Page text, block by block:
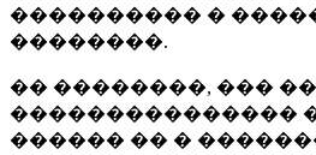
���������� �
��������.
�� ��������, ���
���������������
������ �� �